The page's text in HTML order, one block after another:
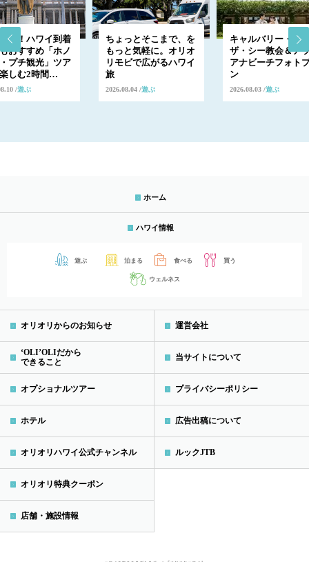
発！ハワイ到着
おすすめ「ホノ
プチ観光」ツア
しむ2時間…
遊ぶ
ちょっとそこまで、を
もっと気軽に。オリオ
リモビで広がるハワイ
旅
2026.08.04 遊ぶ
キャルバリー・バ
ザ・シー教会＆ア
アナビーチフォト
ン
2026.08.03 遊ぶ
ホーム
ハワイ情報
遊ぶ 泊まる 食べる 買う
ウェルネス
オリオリからのお知らせ
‘OLI’OLIだから
できること
オプショナルツアー
ホテル
オリオリハワイ公式チャンネル
オリオリ特典クーポン
店舗・施設情報
運営会社
当サイトについて
プライバシーポリシー
広告出稿について
ルックJTB